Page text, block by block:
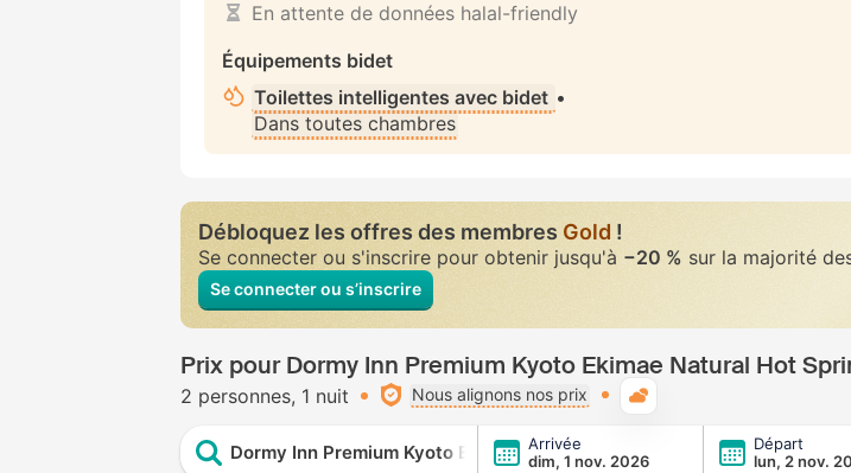
En attente de données halal-friendly
Équipements bidet
Toilettes intelligentes avec bidet •
Dans toutes chambres
Débloquez les offres des membres Gold !
Se connecter ou s'inscrire pour obtenir jusqu'à −20 % sur la majorité
Se connecter ou s’inscrire
Prix pour Dormy Inn Premium Kyoto Ekimae Natural Hot
2 personnes 1 nuit Nous alignons nos prix
Dormy Inn Premium Kyoto Ekimae Natural Hot Spring
Arrivée
dim, 1 nov. 2026
Départ
lun, 2 nov.